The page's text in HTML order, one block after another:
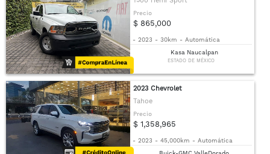
Precio
$ 865,000
- 2023 - 30km - Automática
Kasa Naucalpan
ESTADO DE MÉXICO
2023 Chevrolet
Tahoe
Precio
$ 1,358,965
- 2023 - 45,000km - Automática